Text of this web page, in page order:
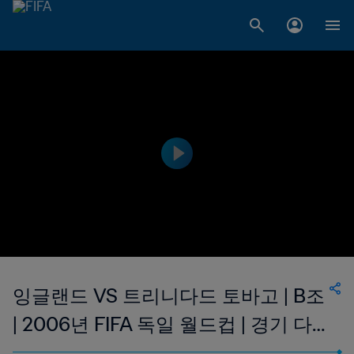
잉글랜드 VS 트리니다드 토바고 | B조
| 2006년 FIFA 독일 월드컵 | 경기 다